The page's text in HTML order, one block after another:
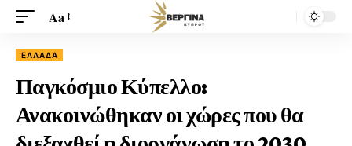
Aa
ΕΛΛΆΔΑ
Παγκόσμιο Κύπελλο:
Ανακοινώθηκαν οι χώρες που θα